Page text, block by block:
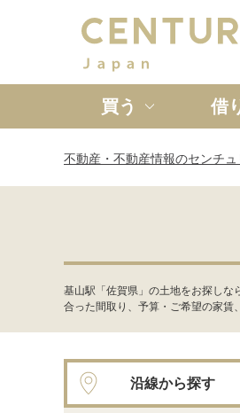
買う
新築一
借
不動産・不動産情報のセンチュ
基山駅「佐賀県」の土地をお探しな
合った間取り、予算・ご希望の家賃
沿線から探す